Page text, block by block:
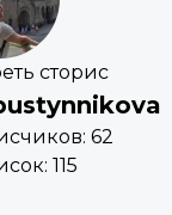
сторис
62
115